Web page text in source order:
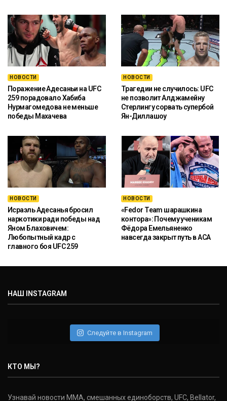
НОВОСТИ
Поражение Адесаньи на UFC
259 порадовало Хабиба
Нурмагомедова не меньше
победы Махачева
НОВОСТИ
Трагедии не случилось: UFC
не позволит Алджамейну
Стерлингу сорвать супербой
Ян-Диллашоу
НОВОСТИ
Исраэль Адесанья бросил
наркотики ради победы над
Яном Блаховичем:
Любопытный кадр с
главного боя UFC 259
НОВОСТИ
«Fedor Team шарашкина
контора»: Почему ученикам
Фёдора Емельяненко
навсегда закрыт путь в ACA
НАШ INSTAGRAM
Следуйте в Instagram
КТО МЫ?
Узнавай новости ММА, смешанных единоборств, UFC, Bellator,